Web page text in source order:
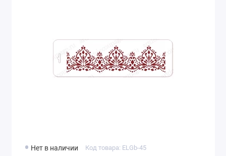
Нет в наличии Код товара: ELGb-45